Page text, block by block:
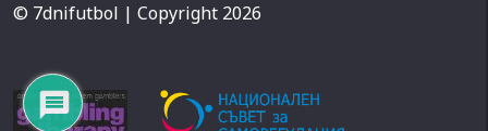
© 7dnifutbol | Copyright 2026